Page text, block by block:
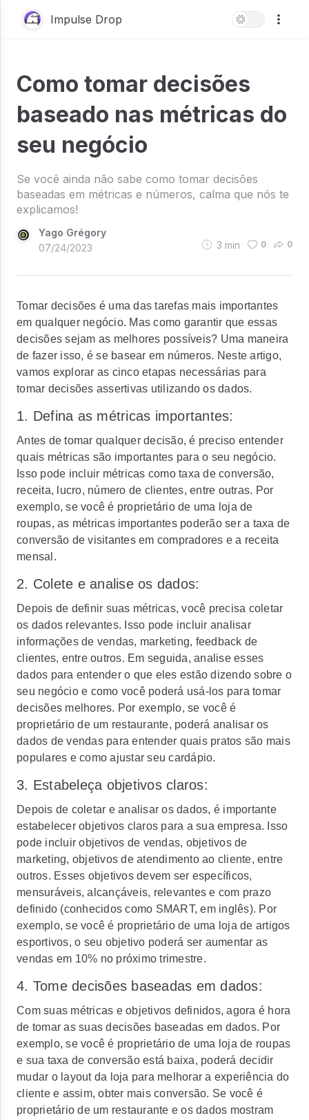
Impulse Drop
Como tomar decisões
baseado nas métricas do
seu negócio
Se você ainda não sabe como tomar decisões
baseadas em métricas e números, calma que nós te
explicamos!
Yago Grégory
07/24/2023
3 min 0 0
Tomar decisões é uma das tarefas mais importantes
em qualquer negócio. Mas como garantir que essas
decisões sejam as melhores possíveis? Uma maneira
de fazer isso, é se basear em números. Neste artigo,
vamos explorar as cinco etapas necessárias para
tomar decisões assertivas utilizando os dados.
1. Defina as métricas importantes:
Antes de tomar qualquer decisão, é preciso entender
quais métricas são importantes para o seu negócio.
Isso pode incluir métricas como taxa de conversão,
receita, lucro, número de clientes, entre outras. Por
exemplo, se você é proprietário de uma loja de
roupas, as métricas importantes poderão ser a taxa de
conversão de visitantes em compradores e a receita
mensal.
2. Colete e analise os dados:
Depois de definir suas métricas, você precisa coletar
os dados relevantes. Isso pode incluir analisar
informações de vendas, marketing, feedback de
clientes, entre outros. Em seguida, analise esses
dados para entender o que eles estão dizendo sobre o
seu negócio e como você poderá usá-los para tomar
decisões melhores. Por exemplo, se você é
proprietário de um restaurante, poderá analisar os
dados de vendas para entender quais pratos são mais
populares e como ajustar seu cardápio.
3. Estabeleça objetivos claros:
Depois de coletar e analisar os dados, é importante
estabelecer objetivos claros para a sua empresa. Isso
pode incluir objetivos de vendas, objetivos de
marketing, objetivos de atendimento ao cliente, entre
outros. Esses objetivos devem ser específicos,
mensuráveis, alcançáveis, relevantes e com prazo
definido (conhecidos como SMART, em inglês). Por
exemplo, se você é proprietário de uma loja de artigos
esportivos, o seu objetivo poderá ser aumentar as
vendas em 10% no próximo trimestre.
4. Tome decisões baseadas em dados:
Com suas métricas e objetivos definidos, agora é hora
de tomar as suas decisões baseadas em dados. Por
exemplo, se você é proprietário de uma loja de roupas
e sua taxa de conversão está baixa, poderá decidir
mudar o layout da loja para melhorar a experiência do
cliente e assim, obter mais conversão. Se você é
proprietário de um restaurante e os dados mostram